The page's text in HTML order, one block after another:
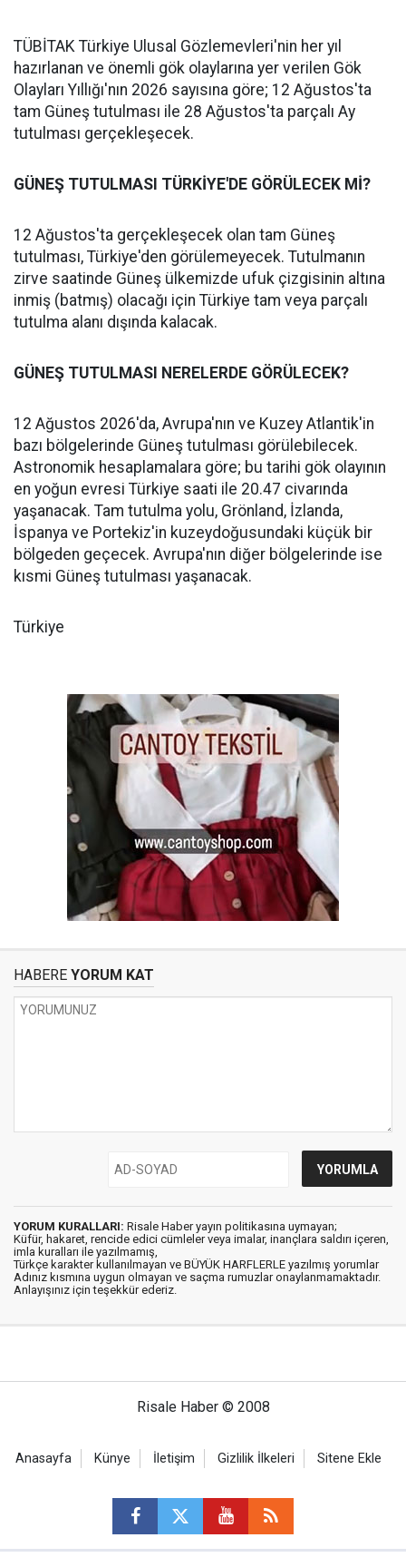
TÜBİTAK Türkiye Ulusal Gözlemevleri'nin her yıl
hazırlanan ve önemli gök olaylarına yer verilen Gök
Olayları Yıllığı'nın 2026 sayısına göre; 12 Ağustos'ta
tam Güneş tutulması ile 28 Ağustos'ta parçalı Ay
tutulması gerçekleşecek.
GÜNEŞ TUTULMASI TÜRKİYE'DE GÖRÜLECEK Mİ?
12 Ağustos'ta gerçekleşecek olan tam Güneş
tutulması, Türkiye'den görülemeyecek. Tutulmanın
zirve saatinde Güneş ülkemizde ufuk çizgisinin altına
inmiş (batmış) olacağı için Türkiye tam veya parçalı
tutulma alanı dışında kalacak.
GÜNEŞ TUTULMASI NERELERDE GÖRÜLECEK?
12 Ağustos 2026'da, Avrupa'nın ve Kuzey Atlantik'in
bazı bölgelerinde Güneş tutulması görülebilecek.
Astronomik hesaplamalara göre; bu tarihi gök olayının
en yoğun evresi Türkiye saati ile 20.47 civarında
yaşanacak. Tam tutulma yolu, Grönland, İzlanda,
İspanya ve Portekiz'in kuzeydoğusundaki küçük bir
bölgeden geçecek. Avrupa'nın diğer bölgelerinde ise
kısmi Güneş tutulması yaşanacak.
Türkiye
HABERE YORUM KAT
YORUM KURALLARI: Risale Haber yayın politikasına uymayan;
Küfür, hakaret, rencide edici cümleler veya imalar, inançlara saldırı içeren,
imla kuralları ile yazılmamış,
Türkçe karakter kullanılmayan ve BÜYÜK HARFLERLE yazılmış yorumlar
Adınız kısmına uygun olmayan ve saçma rumuzlar onaylanmamaktadır.
Anlayışınız için teşekkür ederiz.
Risale Haber © 2008
Anasayfa Künye İletişim Gizlilik İlkeleri Sitene Ekle